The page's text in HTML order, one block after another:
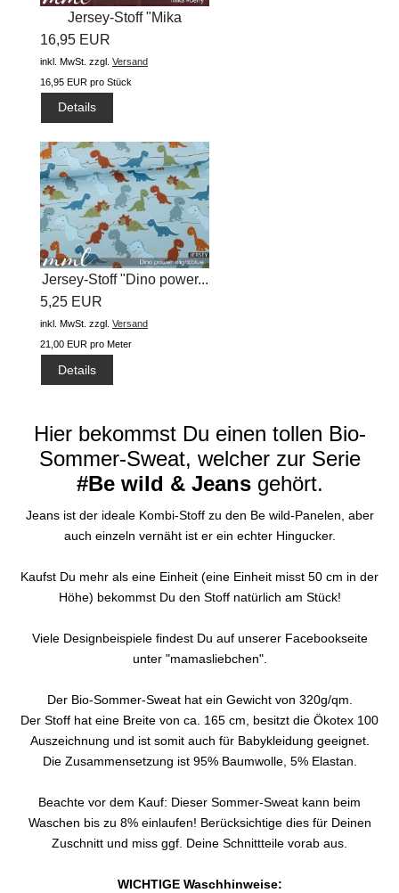
Jersey-Stoff "Mika
#berry"...
16,95 EUR
inkl. MwSt. zzgl. Versand
16,95 EUR pro Stück
Details
Jersey-Stoff "Dino power...
5,25 EUR
inkl. MwSt. zzgl. Versand
21,00 EUR pro Meter
Details
Hier bekommst Du einen tollen Bio-
Sommer-Sweat, welcher zur Serie
#Be wild & Jeansgehört.
Jeans ist der ideale Kombi-Stoff zu den Be wild-Panelen, aber
auch einzeln vernäht ist er ein echter Hingucker.
Kaufst Du mehr als eine Einheit (eine Einheit misst 50 cm in der
Höhe) bekommst Du den Stoff natürlich am Stück!
Viele Designbeispiele findest Du auf unserer Facebookseite
unter "mamasliebchen".
Der Bio-Sommer-Sweat hat ein Gewicht von 320g/qm.
Der Stoff hat eine Breite von ca. 165 cm, besitzt die Ökotex 100
Auszeichnung und ist somit auch für Babykleidung geeignet.
Die Zusammensetzung ist 95% Baumwolle, 5% Elastan.
Beachte vor dem Kauf: Dieser Sommer-Sweat kann beim
Waschen bis zu 8% einlaufen! Berücksichtige dies für Deinen
Zuschnitt und miss ggf. Deine Schnittteile vorab aus.
WICHTIGE Waschhinweise: